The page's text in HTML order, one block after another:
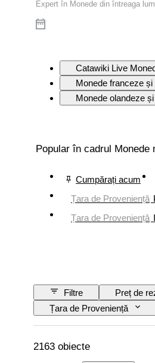
Expert în Monede din întreaga
Catawiki Live
Monede franceze
Monede olandeze
Popular în cadrul Monede
Cumpărați acum
Țara de Proveniență
Țara de Proveniență
Filtre Preț de
Țara de Proveniență
Riglă/era
2163 obiecte